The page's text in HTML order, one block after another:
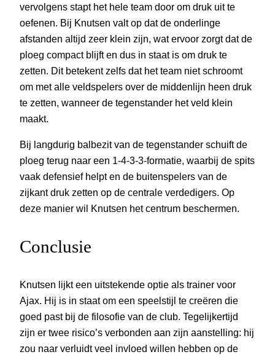
vervolgens stapt het hele team door om druk uit te
oefenen. Bij Knutsen valt op dat de onderlinge
afstanden altijd zeer klein zijn, wat ervoor zorgt dat de
ploeg compact blijft en dus in staat is om druk te
zetten. Dit betekent zelfs dat het team niet schroomt
om met alle veldspelers over de middenlijn heen druk
te zetten, wanneer de tegenstander het veld klein
maakt.
Bij langdurig balbezit van de tegenstander schuift de
ploeg terug naar een 1-4-3-3-formatie, waarbij de spits
vaak defensief helpt en de buitenspelers van de
zijkant druk zetten op de centrale verdedigers. Op
deze manier wil Knutsen het centrum beschermen.
Conclusie
Knutsen lijkt een uitstekende optie als trainer voor
Ajax. Hij is in staat om een speelstijl te creëren die
goed past bij de filosofie van de club. Tegelijkertijd
zijn er twee risico’s verbonden aan zijn aanstelling: hij
zou naar verluidt veel invloed willen hebben op de